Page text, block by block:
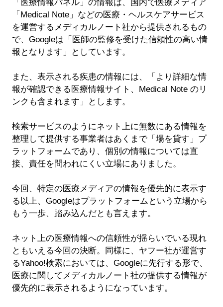
「医療情報パネル」の情報は、国内で医療メディア
「Medical Note」などの医療・ヘルスケアサービス
を運営するメディカルノート社から提供されるもの
で、Googleは「医師の監修を受けた信頼性の高い情
報となります」としています。
また、表示される疾患の情報には、「より詳細な情
報が確認できる医療情報サイト、Medical Note のリ
ンクも含まれます」とします。
検索サービスのようにネット上に無数にある情報を
整理して提供する事業者はあくまで「場を貸す」プ
ラットフォームであり、個別の情報については直
接、責任を問われにくい立場にありました。
今回、特定の医療メディアの情報を優先的に表示す
る以上、Googleはプラットフォームという立場から
もう一歩、踏み込んだとも言えます。
ネット上の医療情報への信頼性が揺らいでいる現れ
ともいえる今回の決断。同様に、ヤフー社が運営す
るYahoo!検索においては、Googleに先行する形で、
医療に関してメディカルノート社の提供する情報が
優先的に表示されるようになっています。